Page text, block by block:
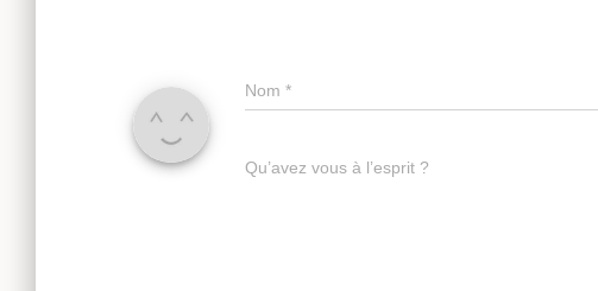
Nom *
Qu’avez vous à l’esprit ?